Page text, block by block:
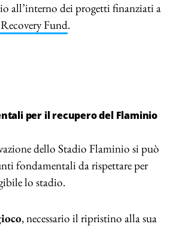
all’interno dei progetti finanziati a
Fund.
per il recupero del Flaminio
dello Stadio Flaminio si può
fondamentali da rispettare per
lo stadio.
, necessario il ripristino alla sua